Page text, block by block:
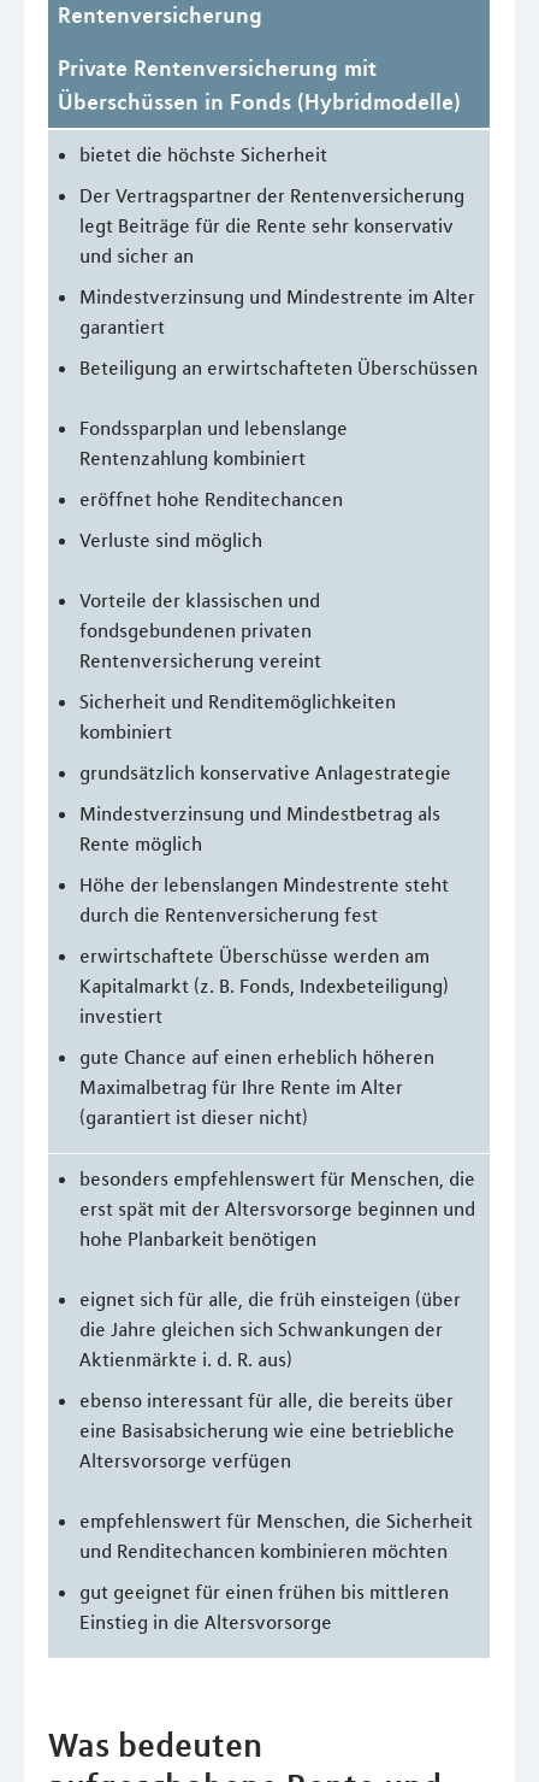
Rentenversicherung
Private Rentenversicherung mit
Überschüssen in Fonds (Hybridmodelle)
bietet die höchste Sicherheit
Der Vertragspartner der Rentenversicherung
legt Beiträge für die Rente sehr konservativ
und sicher an
Mindestverzinsung und Mindestrente im Alter
garantiert
Beteiligung an erwirtschafteten Überschüssen
Fondssparplan und lebenslange
Rentenzahlung kombiniert
eröffnet hohe Renditechancen
Verluste sind möglich
Vorteile der klassischen und
fondsgebundenen privaten
Rentenversicherung vereint
Sicherheit und Renditemöglichkeiten
kombiniert
grundsätzlich konservative Anlagestrategie
Mindestverzinsung und Mindestbetrag als
Rente möglich
Höhe der lebenslangen Mindestrente steht
durch die Rentenversicherung fest
erwirtschaftete Überschüsse werden am
Kapitalmarkt (z. B. Fonds, Indexbeteiligung)
investiert
gute Chance auf einen erheblich höheren
Maximalbetrag für Ihre Rente im Alter
(garantiert ist dieser nicht)
besonders empfehlenswert für Menschen, die
erst spät mit der Altersvorsorge beginnen und
hohe Planbarkeit benötigen
eignet sich für alle, die früh einsteigen (über
die Jahre gleichen sich Schwankungen der
Aktienmärkte i. d. R. aus)
ebenso interessant für alle, die bereits über
eine Basisabsicherung wie eine betriebliche
Altersvorsorge verfügen
empfehlenswert für Menschen, die Sicherheit
und Renditechancen kombinieren möchten
gut geeignet für einen frühen bis mittleren
Einstieg in die Altersvorsorge
Was bedeuten